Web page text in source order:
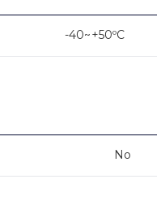
-40~+50ºC
No